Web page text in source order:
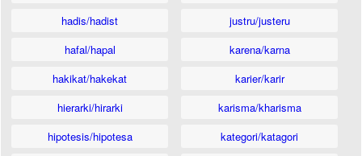
hadis/hadist
hafal/hapal
hakikat/hakekat
hierarki/hirarki
hipotesis/hipotesa
justru/justeru
karena/karna
karier/karir
karisma/kharisma
kategori/katagori